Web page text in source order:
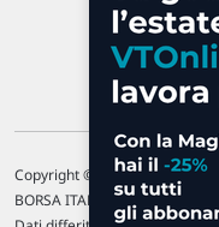
Copyright © 1996-2026
BORSA ITALIANA Quotazioni